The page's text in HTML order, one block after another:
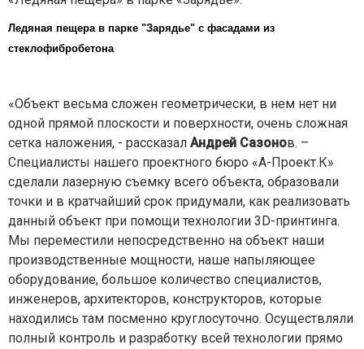
Ледяная пещера в парке "Зарядье" с фасадами из
стеклофибробетона
«Объект весьма сложен геометрически, в нем нет ни
одной прямой плоскости и поверхности, очень сложная
сетка наложения, - рассказал Андрей Сазонов. –
Специалисты нашего проектного бюро «А-Проект.К»
сделали лазерную съемку всего объекта, образовали
точки и в кратчайший срок придумали, как реализовать
данный объект при помощи технологии 3D-принтинга.
Мы переместили непосредственно на объект наши
производственные мощности, наше напыляющее
оборудование, большое количество специалистов,
инженеров, архитекторов, конструкторов, которые
находились там посменно круглосуточно. Осуществляли
полный контроль и разработку всей технологии прямо